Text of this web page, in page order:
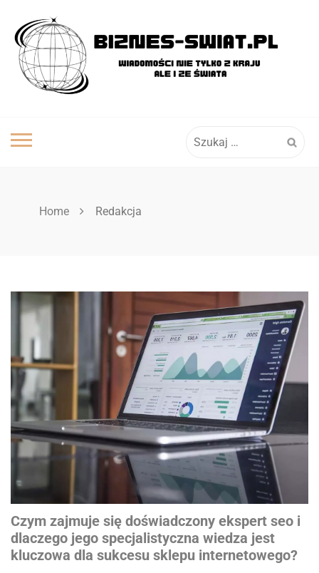
content
Home Redakcja
Czym zajmuje się doświadczony ekspert seo i
dlaczego jego specjalistyczna wiedza jest
kluczowa dla sukcesu sklepu internetowego?